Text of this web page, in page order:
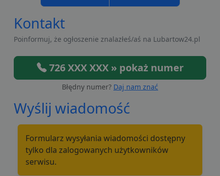
Kontakt
Poinformuj, że ogłoszenie znalazłeś/aś na Lubartow24.pl
726 XXX XXX » pokaż numer
Błędny numer? Daj nam znać
Wyślij wiadomość
Formularz wysyłania wiadomości dostępny
tylko dla zalogowanych użytkowników
serwisu.